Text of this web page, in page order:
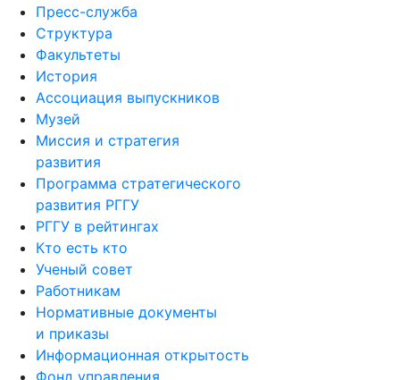
Пресс-служба
Структура
Факультеты
История
Ассоциация выпускников
Музей
Миссия и стратегия
развития
Программа стратегического
развития РГГУ
РГГУ в рейтингах
Кто есть кто
Ученый совет
Работникам
Нормативные документы
и приказы
Информационная открытость
Фонд управления